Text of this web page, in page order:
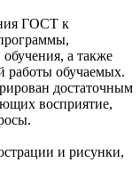
ГОСТ к
а также
работы обучаемых.
достаточным
восприятие,
и рисунки,